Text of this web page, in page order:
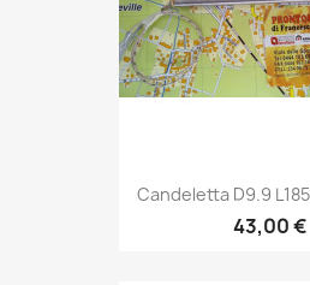
Candeletta D9.9
43,00 €